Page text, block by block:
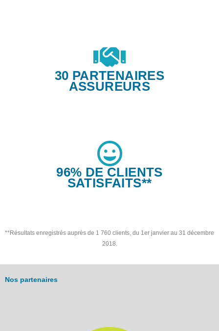
30 PARTENAIRES
ASSUREURS
96% DE CLIENTS
SATISFAITS**
**Résultats enregistrés auprès de 1 760 clients, du 1er janvier au 31 décembre
2018.
Nos partenaires